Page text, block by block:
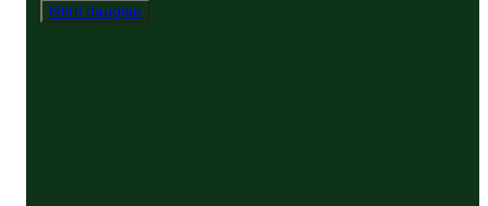
Ištirti daugiau